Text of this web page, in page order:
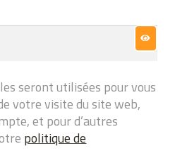
seront utilisées pour vous
votre visite du site web,
et pour d’autres
politique de